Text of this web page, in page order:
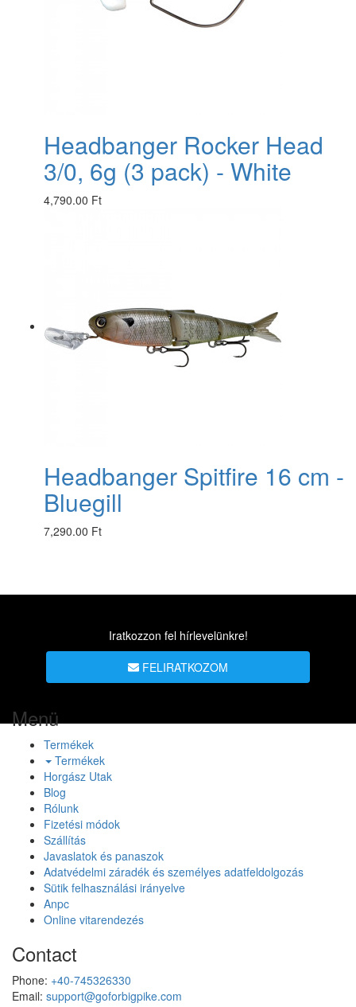
Headbanger Rocker Head
3/0, 6g (3 pack) - White
4,790.00 Ft
Headbanger Spitfire 16 cm -
Bluegill
7,290.00 Ft
Iratkozzon fel hírlevelünkre!
FELIRATKOZOM
Menü
Termékek
Termékek
Horgász Utak
Blog
Rólunk
Fizetési módok
Szállítás
Javaslatok és panaszok
Adatvédelmi záradék és személyes adatfeldolgozás
Sütik felhasználási irányelve
Anpc
Online vitarendezés
Contact
Phone: +40-745326330
Email: support@goforbigpike.com